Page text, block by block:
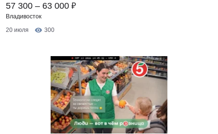
57 300 – 63 000 ₽
Владивосток
20 июля
300